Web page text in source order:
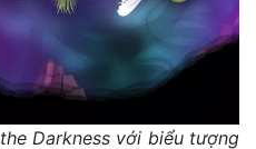
Darkness với biểu tượng